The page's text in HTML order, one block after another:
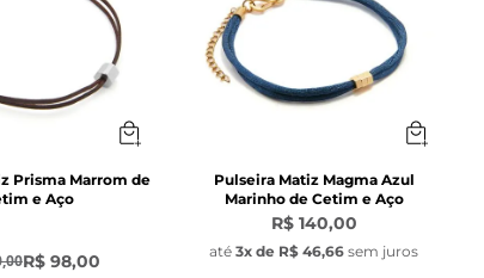
Prisma Marrom de
e Aço
R$ 98,00
Pulseira Matiz Magma Azul
Marinho de Cetim e Aço
R$ 140,00
até 3x de R$ 46,66 sem juros